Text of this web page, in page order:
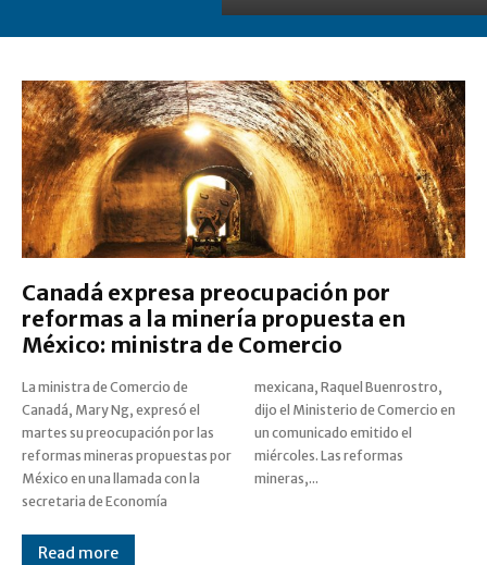
Canadá expresa preocupación por
reformas a la minería propuesta en
México: ministra de Comercio
La ministra de Comercio de
Canadá, Mary Ng, expresó el
martes su preocupación por las
reformas mineras propuestas por
México en una llamada con la
secretaria de Economía
mexicana, Raquel Buenrostro,
dijo el Ministerio de Comercio en
un comunicado emitido el
miércoles. Las reformas
mineras,...
Read more